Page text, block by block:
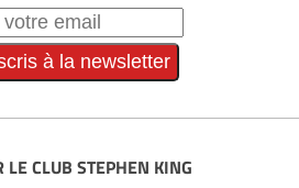
LE CLUB STEPHEN KING